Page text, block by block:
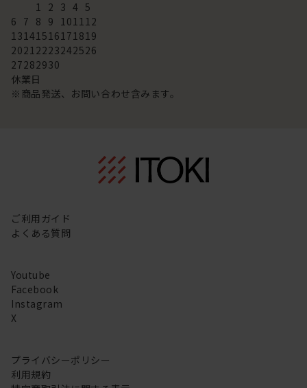
1 2 3 4 5
6 7 8 9 101112
13141516171819
20212223242526
27282930
休業日
※商品発送、お問い合わせ含みます。
ご利用ガイド
よくある質問
Youtube
Facebook
Instagram
X
プライバシーポリシー
利用規約